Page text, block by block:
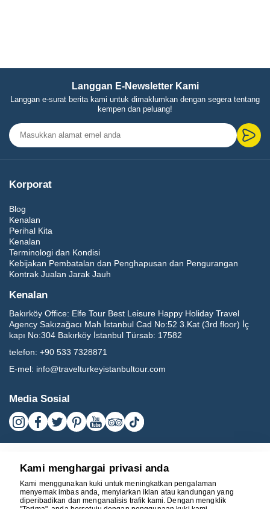
Langgan E-Newsletter Kami
Langgan e-surat berita kami untuk dimaklumkan dengan segera tentang
kempen dan peluang!
Korporat
Blog
Kenalan
Perihal Kita
Kenalan
Terminologi dan Kondisi
Kebijakan Pembatalan dan Penghapusan dan Pengurangan
Kontrak Jualan Jarak Jauh
Kenalan
Bakırköy Office: Elfe Tour Best Leisure Happy Holiday Travel
Agency Sakızağacı Mah İstanbul Cad No:52 3.Kat (3rd floor) İç
kapı No:304 Bakırköy İstanbul Türsab: 17582
telefon: +90 533 7328871
E-mel: info@travelturkeyistanbultour.com
Media Sosial
Kami menghargai privasi anda
Kami menggunakan kuki untuk meningkatkan pengalaman
menyemak imbas anda, menyiarkan iklan atau kandungan yang
diperibadikan dan menganalisis trafik kami. Dengan mengklik